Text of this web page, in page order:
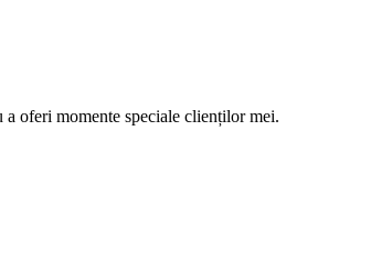
oferi momente speciale clienților mei.